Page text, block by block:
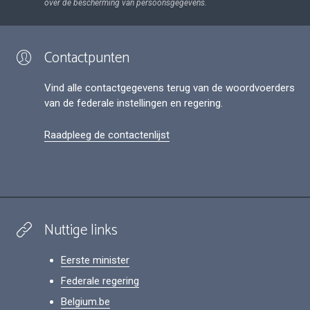
over de bescherming van persoonsgegevens.
Contactpunten
Vind alle contactgegevens terug van de woordvoerders
van de federale instellingen en regering.
Raadpleeg de contactenlijst
Nuttige links
Eerste minister
Federale regering
Belgium.be